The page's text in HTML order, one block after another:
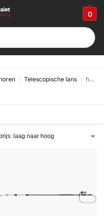
0
/ Telescopische lans / hogedruklans